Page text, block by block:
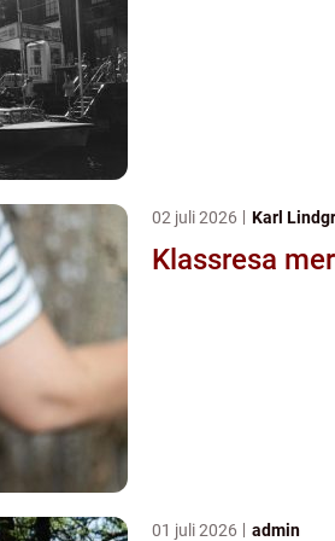
02 juli 2026 Karl
01 juli 2026 admin